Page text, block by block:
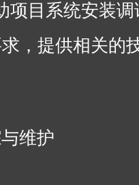
项目系统安装
，提供相关的
维护